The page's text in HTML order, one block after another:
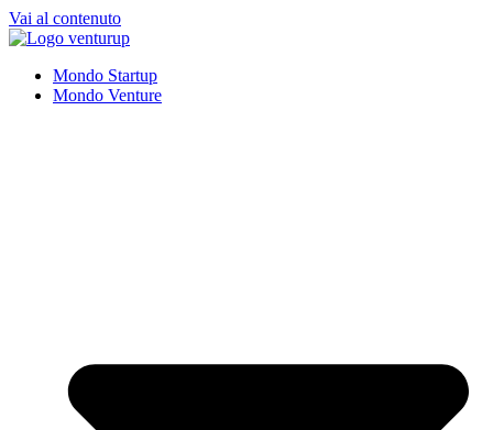
Vai al contenuto
Mondo Startup
Mondo Venture